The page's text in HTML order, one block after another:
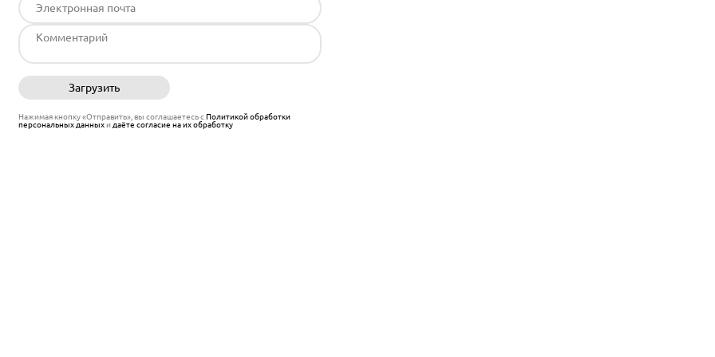
Загрузить
Нажимая кнопку «Отправить», вы соглашаетесь сПолитикой обработки
персональных данныхи даёте согласие на их обработку